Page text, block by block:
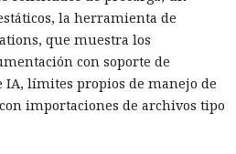
la herramienta de
que muestra los
con soporte de
IA, límites propios de manejo de
importaciones de archivos tipo